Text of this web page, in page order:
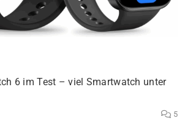
6 im Test – viel Smartwatch unter
5